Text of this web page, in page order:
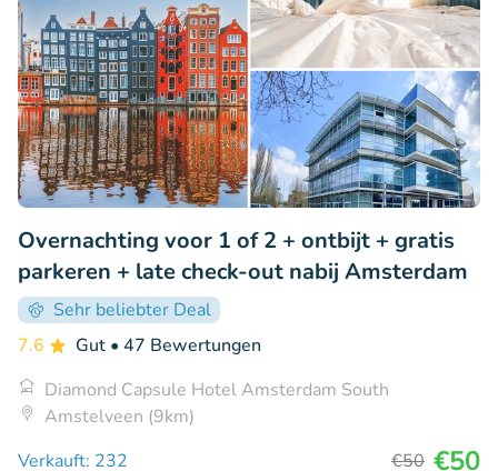
Overnachting voor 1 of 2 + ontbijt + gratis
parkeren + late check-out nabij Amsterdam
Sehr beliebter Deal
7.6
Gut • 47 Bewertungen
Diamond Capsule Hotel Amsterdam South
Amstelveen (9km)
Verkauft: 232
€50 €50